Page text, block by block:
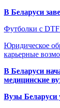
В Беларуси
Футболки с
Юридическое
карьерные
В Беларуси
медицинские
Вузы Беларуси